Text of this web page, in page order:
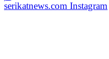
serikatnews.com Instagram